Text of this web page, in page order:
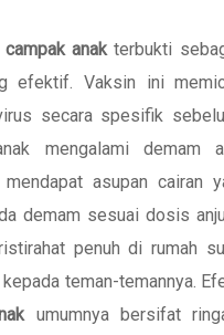
anakterbukti
efektif. Vaksin ini
secara spesifik
mengalami demam
asupan cairan
demam sesuai dosis
penuh di rumah
teman-temannya.
umumnya bersifat